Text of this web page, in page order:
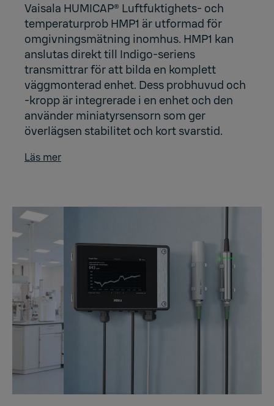
Vaisala HUMICAP® Luftfuktighets- och
temperaturprob HMP1 är utformad för
omgivningsmätning inomhus. HMP1 kan
anslutas direkt till Indigo-seriens
transmittrar för att bilda en komplett
väggmonterad enhet. Dess probhuvud och
-kropp är integrerade i en enhet och den
använder miniatyrsensorn som ger
överlägsen stabilitet och kort svarstid.
Läs mer